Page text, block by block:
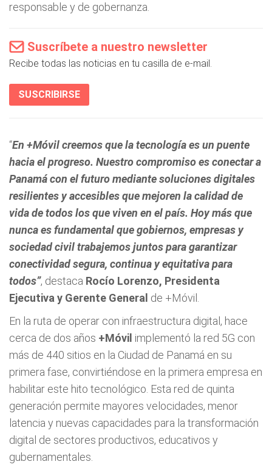
responsable y de gobernanza.
Suscríbete a nuestro newsletter
Recibe todas las noticias en tu casilla de e-mail.
SUSCRIBIRSE
“En +Móvil creemos que la tecnología es un puente
hacia el progreso. Nuestro compromiso es conectar a
Panamá con el futuro mediante soluciones digitales
resilientes y accesibles que mejoren la calidad de
vida de todos los que viven en el país. Hoy más que
nunca es fundamental que gobiernos, empresas y
sociedad civil trabajemos juntos para garantizar
conectividad segura, continua y equitativa para
todos”, destaca Rocío Lorenzo, Presidenta
Ejecutiva y Gerente General de +Móvil.
En la ruta de operar con infraestructura digital, hace
cerca de dos años +Móvil implementó la red 5G con
más de 440 sitios en la Ciudad de Panamá en su
primera fase, convirtiéndose en la primera empresa en
habilitar este hito tecnológico. Esta red de quinta
generación permite mayores velocidades, menor
latencia y nuevas capacidades para la transformación
digital de sectores productivos, educativos y
gubernamentales.